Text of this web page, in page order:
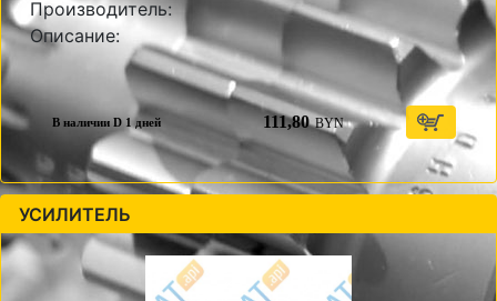
Производитель:
Описание:
В наличии D 1 дней 111,80 BYN
УСИЛИТЕЛЬ